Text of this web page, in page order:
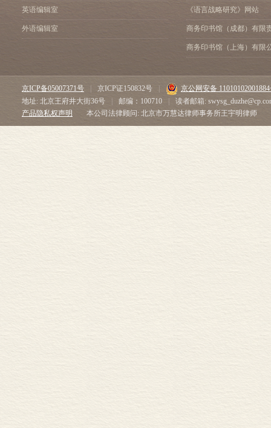
英语编辑室
外语编辑室
《语言战略研究》网站
商务印书馆（成都）有限
商务印书馆（上海）有限
京ICP备05007371号 京ICP证150832号
京公网安备
地址: 北京王府井大街36号
邮编：100710
读者邮箱:
产品隐私权声明
本公司法律顾问: 北京市万慧达律师事务所王宇明律师